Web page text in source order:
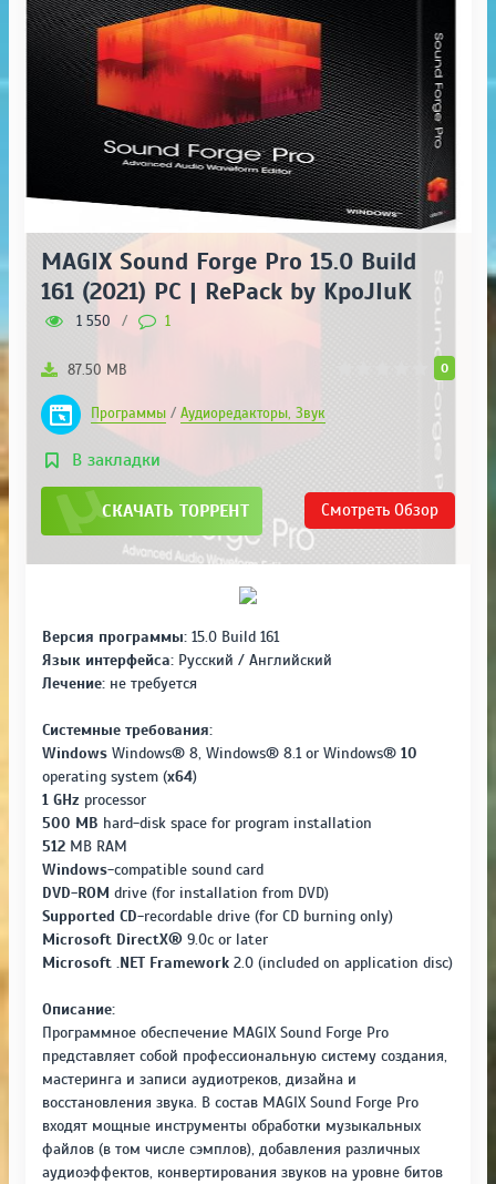
MAGIX Sound Forge Pro 15.0 Build
161 (2021) PC | RePack by KpoJIuK
1 550 / 1
0
87.50 MB
Программы / Аудиоредакторы, Звук
В закладки
СКАЧАТЬ ТОРРЕНТ Смотреть Обзор
Версия программы: 15.0 Build 161
Язык интерфейса: Русский / Английский
Лечение: не требуется
Системные требования:
Windows Windows® 8, Windows® 8.1 or Windows® 10
operating system (x64)
1 GHz processor
500 MB hard-disk space for program installation
512 MB RAM
Windows-compatible sound card
DVD-ROM drive (for installation from DVD)
Supported CD-recordable drive (for CD burning only)
Microsoft DirectX® 9.0c or later
Microsoft .NET Framework 2.0 (included on application disc)
Описание:
Программное обеспечение MAGIX Sound Forge Pro
представляет собой профессиональную систему создания,
мастеринга и записи аудиотреков, дизайна и
восстановления звука. В состав MAGIX Sound Forge Pro
входят мощные инструменты обработки музыкальных
файлов (в том числе сэмплов), добавления различных
аудиоэффектов, конвертирования звуков на уровне битов